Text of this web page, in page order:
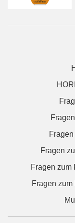
Fragen
Fragen zum
Fragen